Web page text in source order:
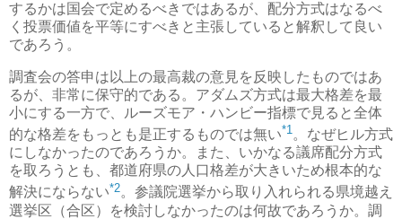
するかは国会で定めるべきではあるが、配分方式はなるべ
く投票価値を平等にすべきと主張していると解釈して良い
であろう。
調査会の答申は以上の最高裁の意見を反映したものではあ
るが、非常に保守的である。アダムズ方式は最大格差を最
小にする一方で、ルーズモア・ハンビー指標で見ると全体
的な格差をもっとも是正するものでは無い*1。なぜヒル方式
にしなかったのであろうか。また、いかなる議席配分方式
を取ろうとも、都道府県の人口格差が大きいため根本的な
解決にならない*2。参議院選挙から取り入れられる県境越え
選挙区（合区）を検討しなかったのは何故であろうか。調